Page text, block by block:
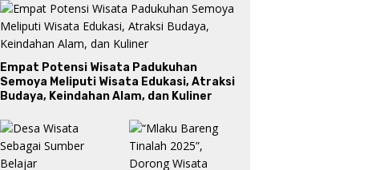
Empat Potensi Wisata Padukuhan
Semoya Meliputi Wisata Edukasi, Atraksi
Budaya, Keindahan Alam, dan Kuliner